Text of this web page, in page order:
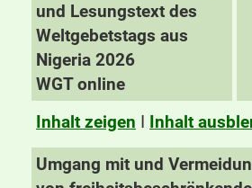
und Lesungstext des
Weltgebetstags aus
Nigeria 2026
WGT online
Inhalt zeigen I Inhalt
Umgang mit und